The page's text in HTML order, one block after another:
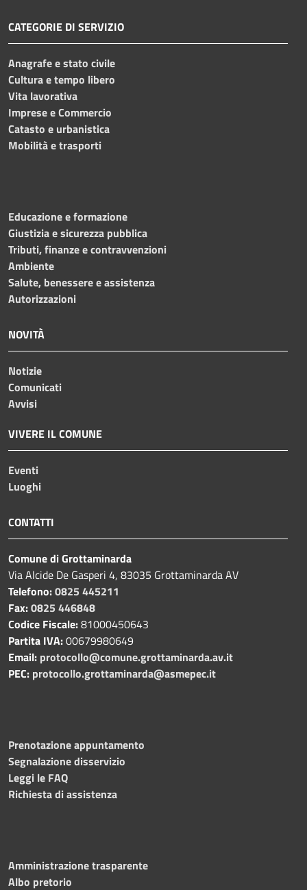
CATEGORIE DI SERVIZIO
Anagrafe e stato civile
Cultura e tempo libero
Vita lavorativa
Imprese e Commercio
Catasto e urbanistica
Mobilità e trasporti
Educazione e formazione
Giustizia e sicurezza pubblica
Tributi, finanze e contravvenzioni
Ambiente
Salute, benessere e assistenza
Autorizzazioni
NOVITÀ
Notizie
Comunicati
Avvisi
VIVERE IL COMUNE
Eventi
Luoghi
CONTATTI
Comune di Grottaminarda
Via Alcide De Gasperi 4, 83035 Grottaminarda AV
Telefono:0825 445211
Fax:0825 446848
Codice Fiscale:81000450643
Partita IVA:00679980649
Email: protocollo@comune.grottaminarda.av.it
PEC: protocollo.grottaminarda@asmepec.it
Prenotazione appuntamento
Segnalazione disservizio
Leggi le FAQ
Richiesta di assistenza
Amministrazione trasparente
Albo pretorio